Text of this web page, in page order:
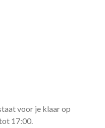
voor je klaar op
17:00.